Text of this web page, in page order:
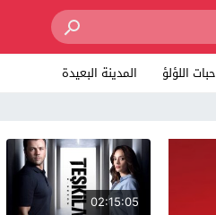
حبات اللؤلؤ المدينة البعيدة
02:15:05